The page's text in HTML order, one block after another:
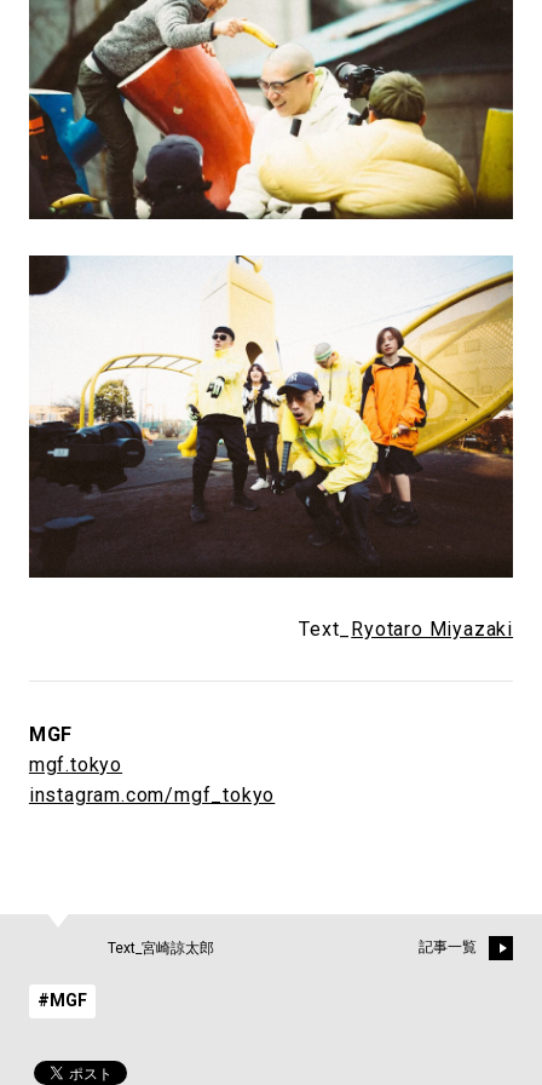
Text_ Ryotaro Miyazaki
MGF
mgf.tokyo
instagram.com/mgf_tokyo
Text_宮崎諒太郎 記事一覧
#MGF